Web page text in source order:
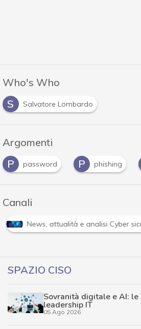
Who's Who
S
Salvatore Lombardo
Argomenti
P
password P phishing
Canali
News, attualità e analisi Cyber
SPAZIO CISO
Sovranità digitale e AI: le
leadership IT
05 Ago 2026